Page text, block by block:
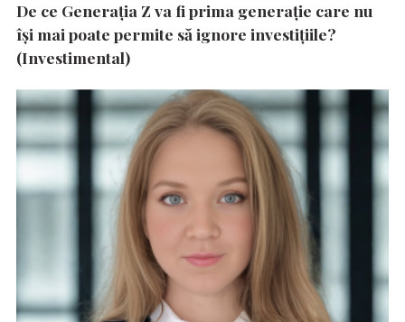
De ce Generația Z va fi prima generație care nu
își mai poate permite să ignore investițiile?
(Investimental)